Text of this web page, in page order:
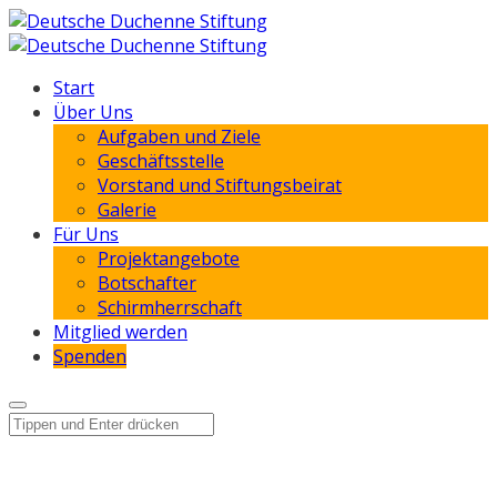
Start
Über Uns
Aufgaben und Ziele
Geschäftsstelle
Vorstand und Stiftungsbeirat
Galerie
Für Uns
Projektangebote
Botschafter
Schirmherrschaft
Mitglied werden
Spenden